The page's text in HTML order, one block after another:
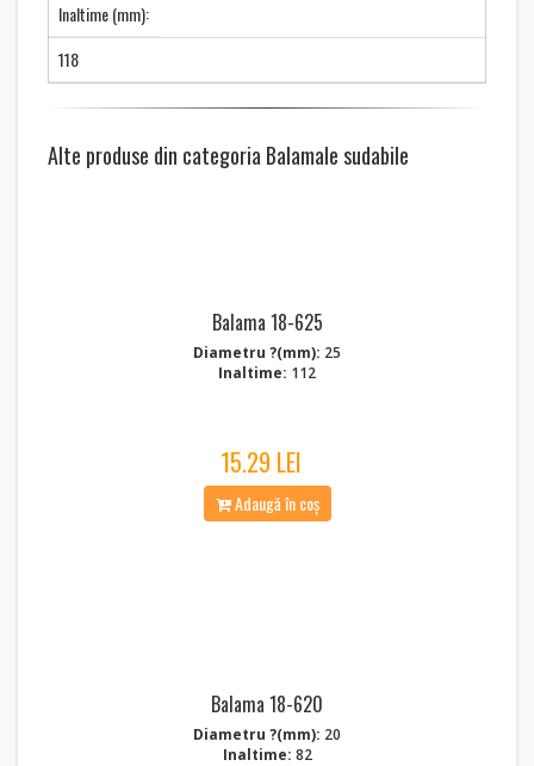
Inaltime (mm):
118
Alte produse din categoria Balamale sudabile
Balama 18-625
Diametru ?(mm): 25
Inaltime: 112
15.29 LEI
Adaugă în coș
Balama 18-620
Diametru ?(mm): 20
Inaltime: 82